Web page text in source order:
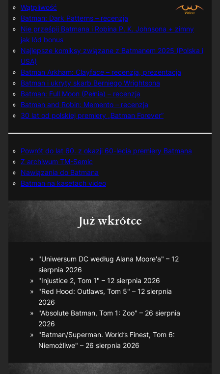
Wątpliwość
Batman: Dark Patterns – recenzja
Nie prześpij Batmana i Robina P. K. Johnsona + zimny
jak lód bonus
Najlepsze komiksy związane z Batmanem 2025 (Polska i
USA)
Batman Arkham: Clayface – recenzja, prezentacja
Batman i ukryty skarb Berniego Wrightsona
Batman: Full Moon (Pełnia) – recenzja
Batman and Robin: Memento – recenzja
30 lat od polskiej premiery „Batman Forever”
Powrót do lat 60. z okazji 60-lecia premiery Batmana
Z archiwum TM-Semic
Nawiązania do Batmana
Batman na kasetach video
Już wkrótce
"Uniwersum DC według Alana Moore'a" – 12
sierpnia 2026
"Injustice 2, Tom 1" – 12 sierpnia 2026
"Red Hood: Outlaws, Tom 5" – 12 sierpnia
2026
"Absolute Batman, Tom 1: Zoo" – 26 sierpnia
2026
"Batman/Superman. World’s Finest, Tom 6:
Niemożliwe" – 26 sierpnia 2026